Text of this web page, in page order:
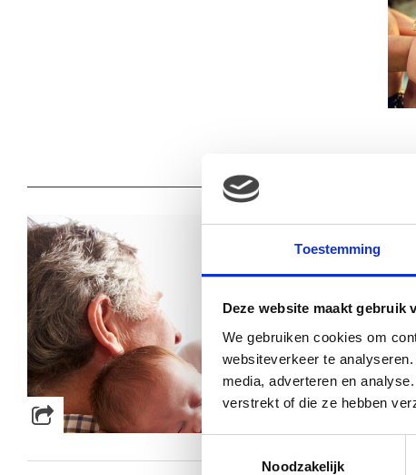
Toestemming
Deze website maakt gebruik
We gebruiken cookies om
websiteverkeer te
media, adverteren en
verstrekt of die ze hebben
Noodzakelijk